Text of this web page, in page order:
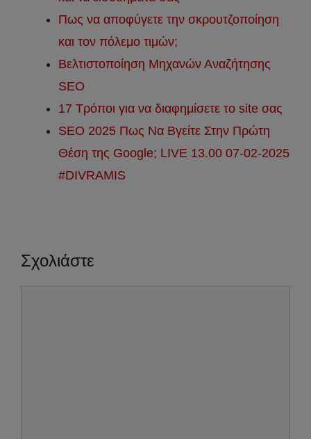
Πως να αποφύγετε την σκρουτζοποίηση
και τον πόλεμο τιμών;
Βελτιστοποίηση Μηχανών Αναζήτησης
SEO
17 Τρόποι για να διαφημίσετε το site σας
SEO 2025 Πως Να Βγείτε Στην Πρώτη
Θέση της Google; LIVE 13.00 07-02-2025
#DIVRAMIS
Σχολιάστε